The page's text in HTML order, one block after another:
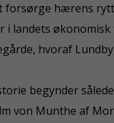
forsørge hærens
i landets
hvoraf
begynder
von Munthe af